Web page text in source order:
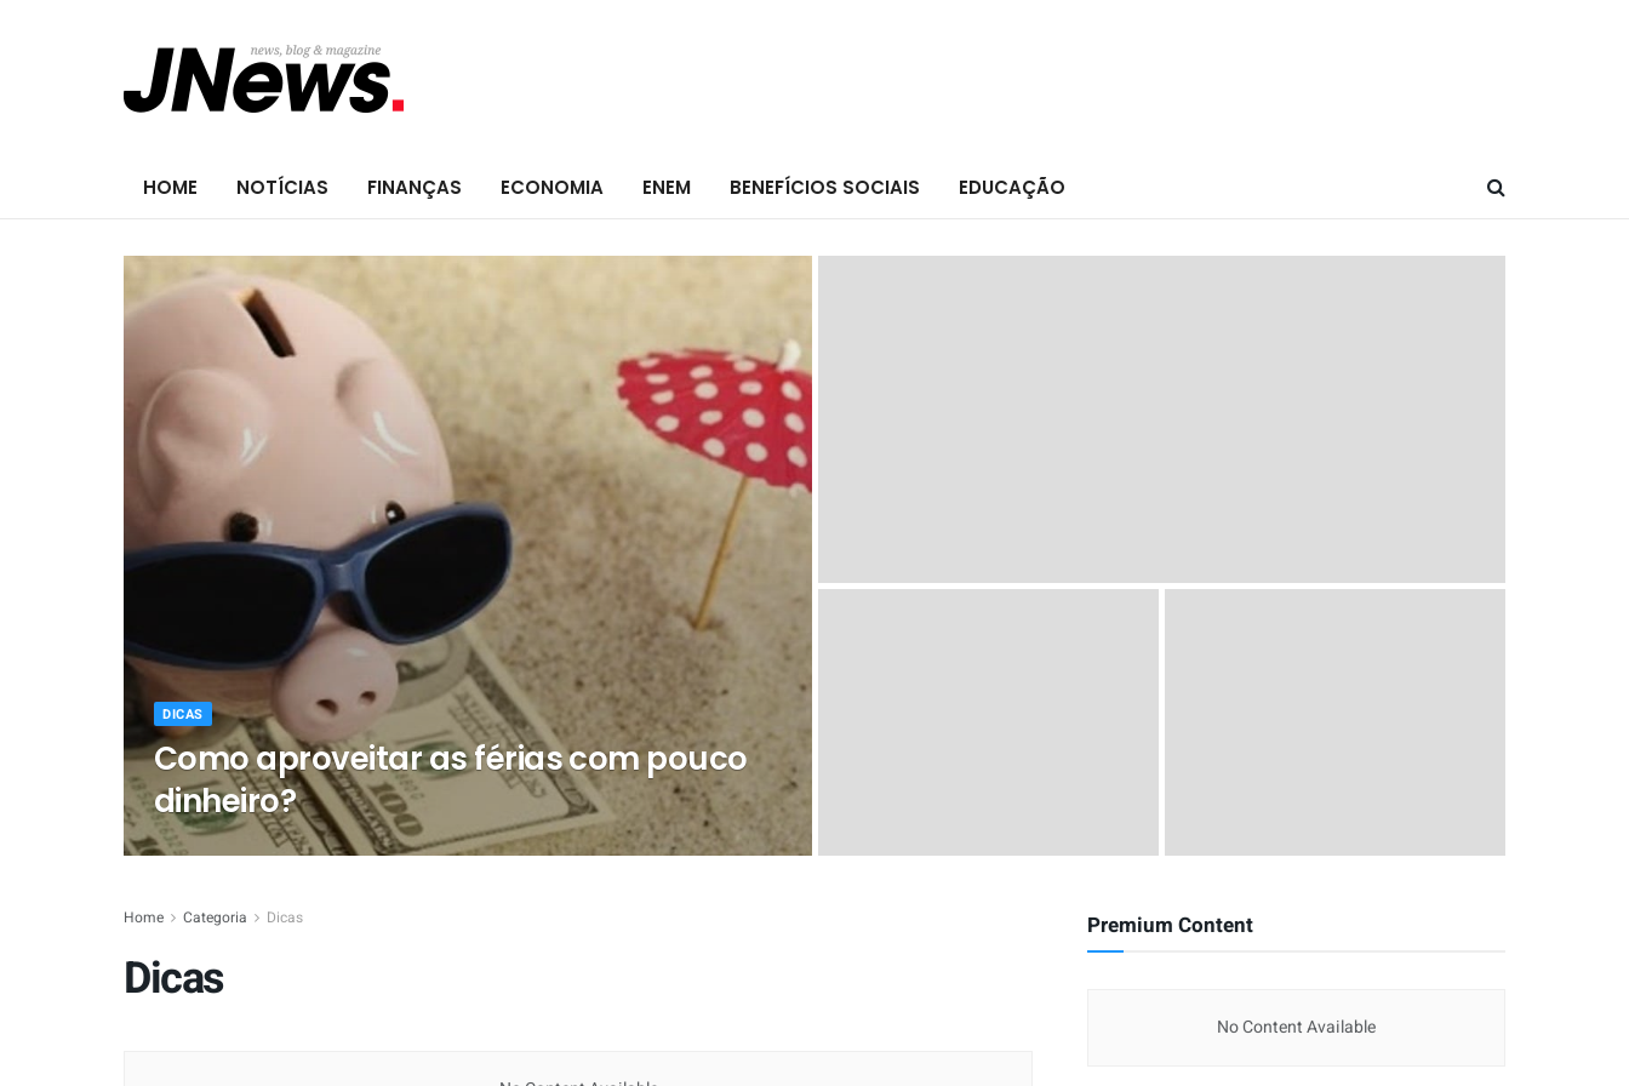
HOME NOTÍCIAS FINANÇAS ECONOMIA ENEM BENEFÍCIOS SOCIAIS EDUCAÇÃO
DICAS
Como aproveitar as férias com pouco
dinheiro?
Home Categoria Dicas
Dicas
Premium Content
No Content Available